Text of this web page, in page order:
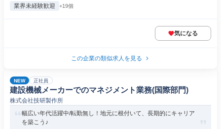
業界未経験歓迎 +19個
気になる
この企業の類似求人を見る
NEW 正社員
建設機械メーカーでのマネジメント業務(国際部門)
株式会社技研製作所
幅広い年代活躍中/転勤無し！地元に根付いて、長期的にキャリア
を築こう♪